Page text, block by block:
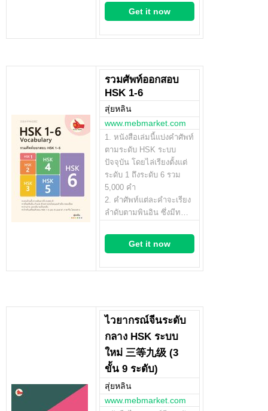
Get it now
รวมศัพท์ออกสอบ
HSK 1-6
สุ่ยหลิน
www.mebmarket.com
1. หนังสือเล่มนี้แบ่งคำศัพท์
ตามระดับ HSK ระบบ
ปัจจุบัน โดยไล่เรียงตั้งแต่
ระดับ 1 ถึงระดับ 6 รวม
5,000 คำ
2. คำศัพท์แต่ละคำจะเรียง
ลำดับตามพินอิน ซึ่งมีท…
Get it now
ไวยากรณ์จีนระดับ
กลาง HSK ระบบ
ใหม่ 三等九级 (3
ขั้น 9 ระดับ)
สุ่ยหลิน
www.mebmarket.com